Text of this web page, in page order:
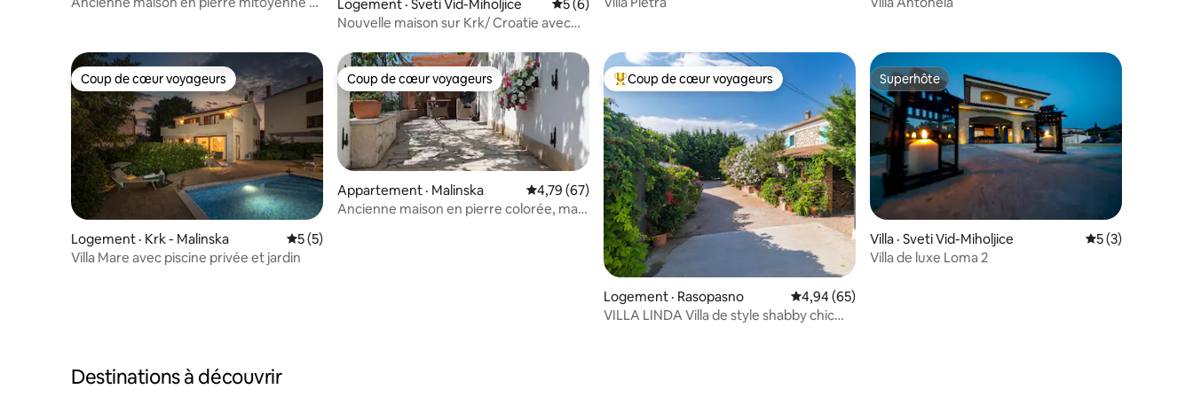
Logement · Sveti Vid-Miholjice Note moyenne de 5 sur 5, 6 commentaires
5 (6)
Nouvelle maison sur Krk/ Croatie avec
Coup de cœur voyageurs
Coup de cœur voyageurs
Logement · Krk - Malinska Note moyenne de 5 sur 5, 5 commentaires
5 (5)
Villa Mare avec piscine privée et jardin
Coup de cœur voyageurs
Coup de cœur voyageurs
Appartement · Malinska Note moyenne de 4,79 sur 5, 67 commentaires
4,79 (67)
Ancienne maison en pierre colorée, mais
Coup de cœur voyageurs parmi les plus aimés
Coup de cœur voyageurs
Logement · Rasopasno Note moyenne de 4,94 sur 5, 65 commentaires
4,94 (65)
VILLA LINDA Villa de style shabby chic
Superhôte
Superhôte
Villa · Sveti Vid-Miholjice Note moyenne
5 (3)
Villa de luxe Loma 2
Destinations à découvrir